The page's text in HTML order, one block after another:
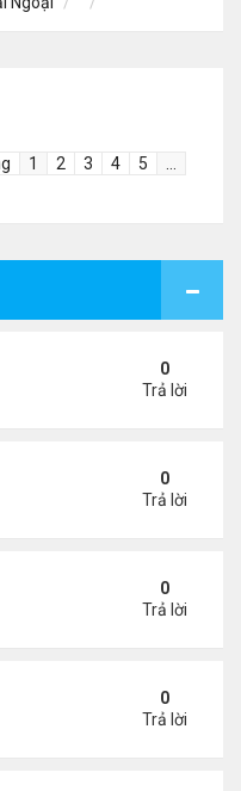
1 2 3 4 5
trước lời đe dọa của
0
Trả lời
vì Hormuz tới 'hơi thở
0
Trả lời
xóa luật 'sinh ở Mỹ là
0
Trả lời
với Iran là chiến thắng
0
Trả lời